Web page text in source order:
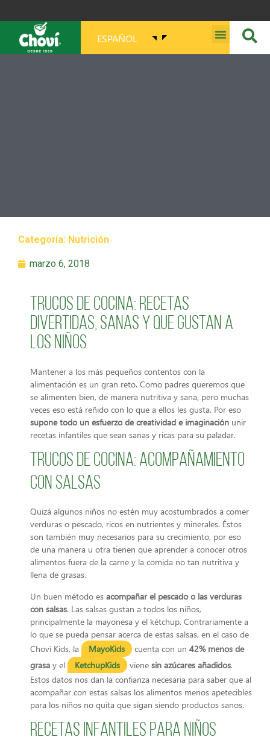
ESPAÑOL
Categoría: Nutrición
marzo 6, 2018
Trucos de cocina: recetas
divertidas, sanas y que gustan a
los niños
Mantener a los más pequeños contentos con la
alimentación es un gran reto. Como padres queremos que
se alimenten bien, de manera nutritiva y sana, pero muchas
veces eso está reñido con lo que a ellos les gusta. Por eso
supone todo un esfuerzo de creatividad e imaginación unir
recetas infantiles que sean sanas y ricas para su paladar.
Trucos de cocina: acompañamiento
con salsas
Quizá algunos niños no estén muy acostumbrados a comer
verduras o pescado, ricos en nutrientes y minerales. Éstos
son también muy necesarios para su crecimiento, por eso
de una manera u otra tienen que aprender a conocer otros
alimentos fuera de la carne y la comida no tan nutritiva y
llena de grasas.
Un buen método es acompañar el pescado o las verduras
con salsas. Las salsas gustan a todos los niños,
principalmente la mayonesa y el kétchup. Contrariamente a
lo que se pueda pensar acerca de estas salsas, en el caso de
Choví Kids, la
MayoKids cuenta con un 42% menos de
grasa y el KetchupKids viene sin azúcares añadidos.
Estos datos nos dan la confianza necesaria para saber que al
acompañar con estas salsas los alimentos menos apetecibles
para los niños no quita que sigan siendo productos sanos.
Recetas infantiles para niños